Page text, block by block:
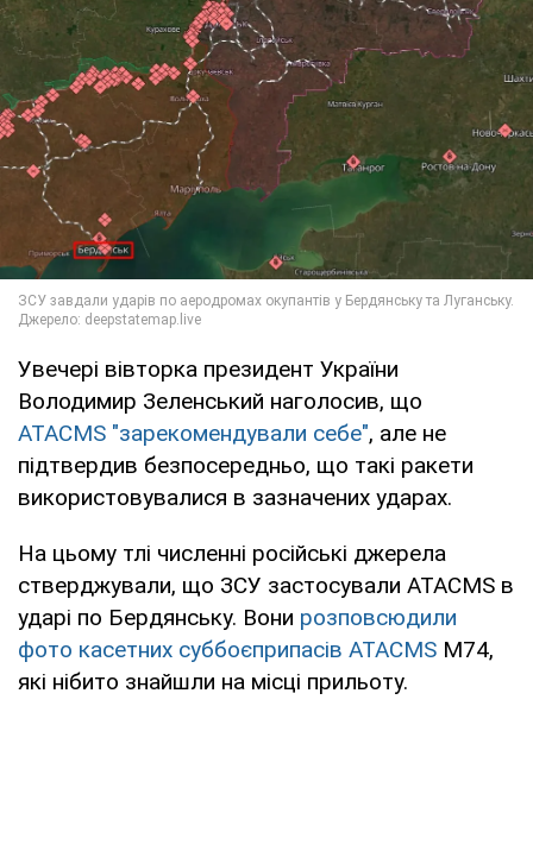
Увечері вівторка президент України
Володимир Зеленський наголосив, що
ATACMS "зарекомендували себе", але не
підтвердив безпосередньо, що такі ракети
використовувалися в зазначених ударах.
На цьому тлі численні російські джерела
стверджували, що ЗСУ застосували ATACMS в
ударі по Бердянську. Вони розповсюдили
фото касетних суббоєприпасів ATACMS M74,
які нібито знайшли на місці прильоту.